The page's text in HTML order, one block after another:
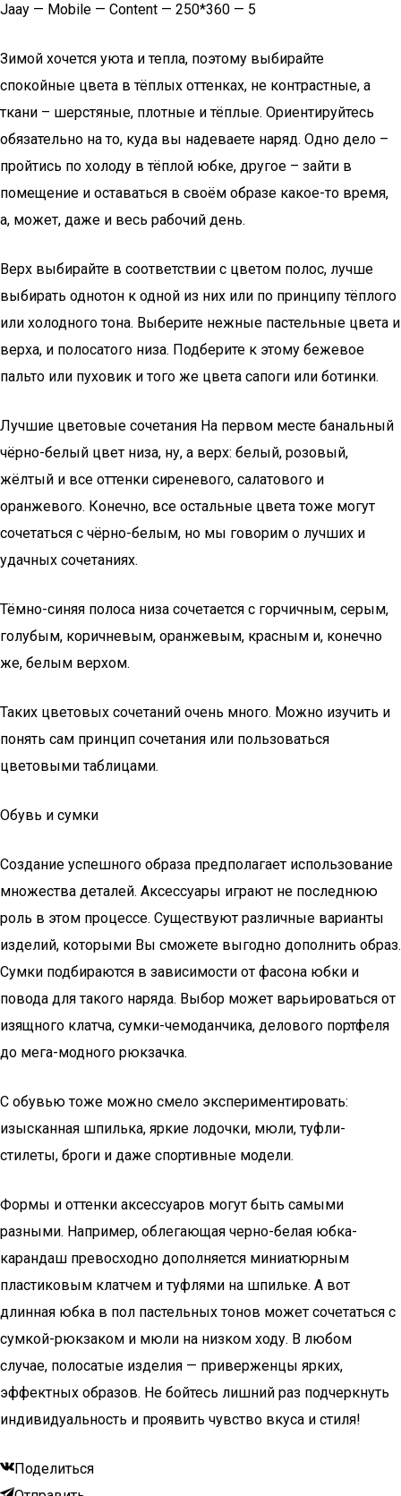
Jaay — Mobile — Content — 250*360 — 5
Зимой хочется уюта и тепла, поэтому выбирайте
спокойные цвета в тёплых оттенках, не контрастные, а
ткани – шерстяные, плотные и тёплые. Ориентируйтесь
обязательно на то, куда вы надеваете наряд. Одно дело –
пройтись по холоду в тёплой юбке, другое – зайти в
помещение и оставаться в своём образе какое-то время,
а, может, даже и весь рабочий день.
Верх выбирайте в соответствии с цветом полос, лучше
выбирать однотон к одной из них или по принципу тёплого
или холодного тона. Выберите нежные пастельные цвета и
верха, и полосатого низа. Подберите к этому бежевое
пальто или пуховик и того же цвета сапоги или ботинки.
Лучшие цветовые сочетания На первом месте банальный
чёрно-белый цвет низа, ну, а верх: белый, розовый,
жёлтый и все оттенки сиреневого, салатового и
оранжевого. Конечно, все остальные цвета тоже могут
сочетаться с чёрно-белым, но мы говорим о лучших и
удачных сочетаниях.
Тёмно-синяя полоса низа сочетается с горчичным, серым,
голубым, коричневым, оранжевым, красным и, конечно
же, белым верхом.
Таких цветовых сочетаний очень много. Можно изучить и
понять сам принцип сочетания или пользоваться
цветовыми таблицами.
Обувь и сумки
Создание успешного образа предполагает использование
множества деталей. Аксессуары играют не последнюю
роль в этом процессе. Существуют различные варианты
изделий, которыми Вы сможете выгодно дополнить образ.
Сумки подбираются в зависимости от фасона юбки и
повода для такого наряда. Выбор может варьироваться от
изящного клатча, сумки-чемоданчика, делового портфеля
до мега-модного рюкзачка.
С обувью тоже можно смело экспериментировать:
изысканная шпилька, яркие лодочки, мюли, туфли-
стилеты, броги и даже спортивные модели.
Формы и оттенки аксессуаров могут быть самыми
разными. Например, облегающая черно-белая юбка-
карандаш превосходно дополняется миниатюрным
пластиковым клатчем и туфлями на шпильке. А вот
длинная юбка в пол пастельных тонов может сочетаться с
сумкой-рюкзаком и мюли на низком ходу. В любом
случае, полосатые изделия — приверженцы ярких,
эффектных образов. Не бойтесь лишний раз подчеркнуть
индивидуальность и проявить чувство вкуса и стиля!
Поделиться